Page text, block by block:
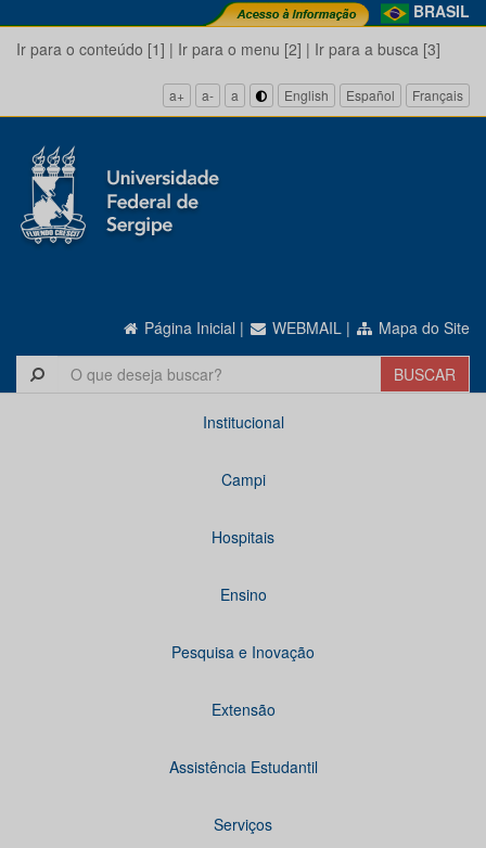
BRASIL
Ir para o conteúdo [1] | Ir para o menu [2] | Ir para a busca [3]
a+ a- a English Español Français
Página Inicial | WEBMAIL | Mapa do Site
Institucional
Campi
Hospitais
Ensino
Pesquisa e Inovação
Extensão
Assistência Estudantil
Serviços